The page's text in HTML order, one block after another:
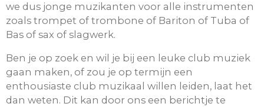
we dus jonge muzikanten voor alle instrumenten
zoals trompet of trombone of Bariton of Tuba of
Bas of sax of slagwerk.
Ben je op zoek en wil je bij een leuke club muziek
gaan maken, of zou je op termijn een
enthousiaste club muzikaal willen leiden, laat het
dan weten. Dit kan door ons een berichtje te